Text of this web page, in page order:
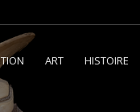
ART HISTOIRE